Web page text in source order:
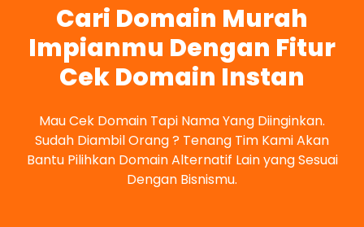
Cari Domain Murah
Impianmu Dengan Fitur
Cek Domain Instan
Mau Cek Domain Tapi Nama Yang Diinginkan.
Sudah Diambil Orang ? Tenang Tim Kami Akan
Bantu Pilihkan Domain Alternatif Lain yang Sesuai
Dengan Bisnismu.